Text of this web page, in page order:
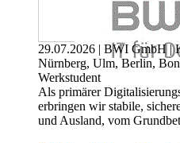
29.07.2026 | BWI GmbH|
Nürnberg, Ulm, Berlin,
Werkstudent
Als primärer
erbringen wir stabile,
und Ausland, vom